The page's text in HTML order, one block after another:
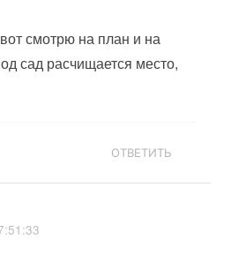
смотрю на план и на
сад расчищается место,
ОТВЕТИТЬ